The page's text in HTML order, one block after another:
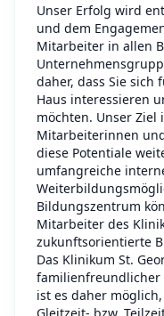
Unser Erfolg wird
und dem
Mitarbeiter in allen
daher, dass Sie sich
Haus interessieren
möchten. Unser Ziel
Mitarbeiterinnen
diese Potentiale
umfangreiche
Bildungszentrum
Mitarbeiter des
zukunftsorientierte
Das Klinikum St.
familienfreundlicher
ist es daher